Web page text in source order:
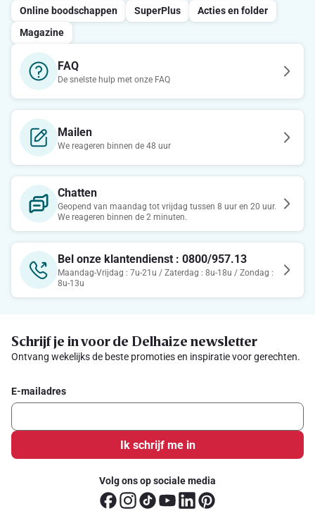
Online boodschappen SuperPlus
Acties en folder
Magazine
FAQ
De snelste hulp met onze FAQ
Mailen
We reageren binnen de 48 uur
Chatten
Geopend van maandag tot vrijdag tussen 8 uur en 20 uur.
We reageren binnen de 2 minuten.
Bel onze klantendienst : 0800/957.13
Maandag-Vrijdag : 7u-21u / Zaterdag : 8u-18u / Zondag :
8u-13u
Schrijf je in voor de Delhaize newsletter
Ontvang wekelijks de beste promoties en inspiratie voor gerechten.
E-mailadres
Ik schrijf me in
Volg ons op sociale media